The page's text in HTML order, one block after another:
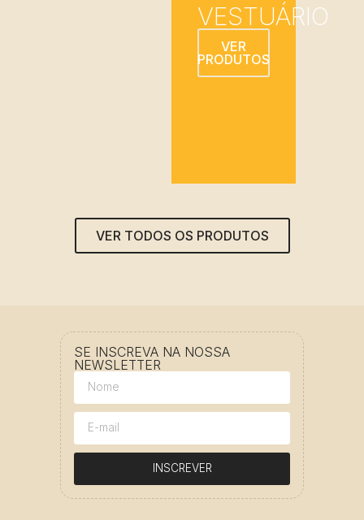
VESTUÁRIO
VER
PRODUTOS
VER TODOS OS PRODUTOS
SE INSCREVA NA NOSSA
NEWSLETTER
INSCREVER